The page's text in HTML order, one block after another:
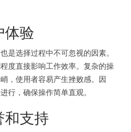
体验
是选择过程中不可忽视的因素。
度直接影响工作效率。复杂的操
，使用者容易产生挫败感。因
行，确保操作简单直观。
和支持